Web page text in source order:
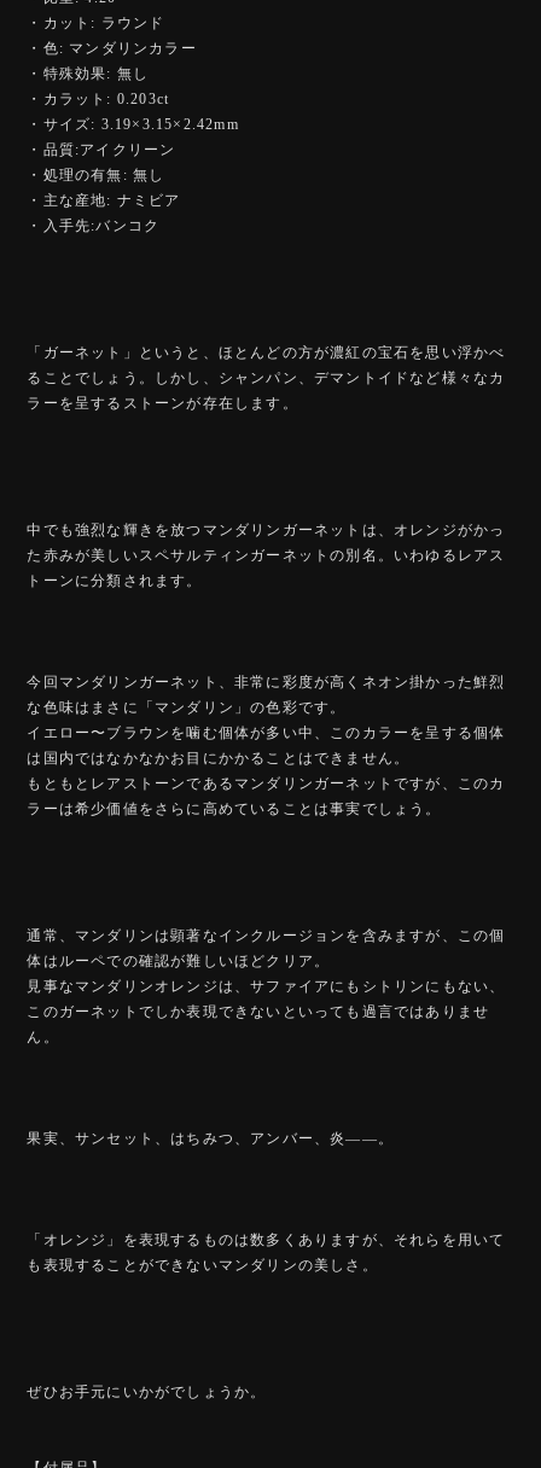
・カット: ラウンド
・色: マンダリンカラー
・特殊効果: 無し
・カラット: 0.203ct
・サイズ: 3.19×3.15×2.42mm
・品質:アイクリーン
・処理の有無: 無し
・主な産地: ナミビア
・入手先:バンコク
「ガーネット」というと、ほとんどの方が濃紅の宝石を思い浮かべ
ることでしょう。しかし、シャンパン、デマントイドなど様々なカ
ラーを呈するストーンが存在します。
中でも強烈な輝きを放つマンダリンガーネットは、オレンジがかっ
た赤みが美しいスペサルティンガーネットの別名。いわゆるレアス
トーンに分類されます。
今回マンダリンガーネット、非常に彩度が高くネオン掛かった鮮烈
な色味はまさに「マンダリン」の色彩です。
イエロー〜ブラウンを噛む個体が多い中、このカラーを呈する個体
は国内ではなかなかお目にかかることはできません。
もともとレアストーンであるマンダリンガーネットですが、このカ
ラーは希少価値をさらに高めていることは事実でしょう。
通常、マンダリンは顕著なインクルージョンを含みますが、この個
体はルーペでの確認が難しいほどクリア。
見事なマンダリンオレンジは、サファイアにもシトリンにもない、
このガーネットでしか表現できないといっても過言ではありませ
ん。
果実、サンセット、はちみつ、アンバー、炎――。
「オレンジ」を表現するものは数多くありますが、それらを用いて
も表現することができないマンダリンの美しさ。
ぜひお手元にいかがでしょうか。